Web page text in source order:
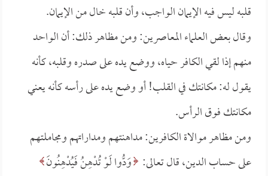
قلبه ليس فيه الإيمان الواجب، وأن قلبه خال من الإيمان.
وقال بعض العلماء المعاصرين: ومن مظاهر ذلك: أن الواحد
منهم إذا لقي الكافر حياه، ووضع يده على صدره وقلبه، كأنه
يقول له: مكانتك في القلب! أو وضع يده على رأسه كأنه يعني
مكانتك فوق الرأس.
ومن مظاهر موالاة الكافرين: مداهنتهم ومداراتهم ومجاملتهم
على حساب الدين، قال تعالى: وَدُّوا لَوْ تُدْهِنُ فَيُدْهِنُونَ